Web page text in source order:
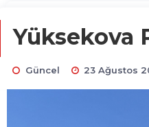
Yüksekova
Güncel 23 Ağustos